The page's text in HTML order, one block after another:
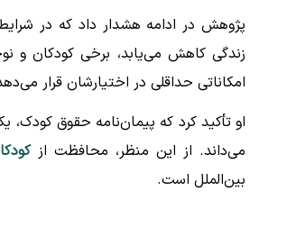
پژوهش در ادامه هشدار داد که در
زندگی کاهش می‌یابد، برخی کودکان و
امکاناتی حداقلی در اختیارشان قرار
او تأکید کرد که پیمان‌نامه حقوق
می‌داند. از این منظر، محافظت از
بین‌الملل است.